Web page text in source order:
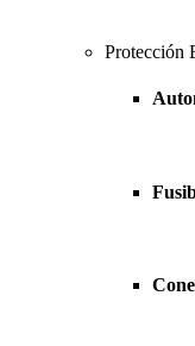
Protección